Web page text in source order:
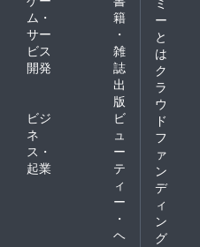
ム・
サー
ビス
開発
籍
・
雑
誌
出
版
ビジ
ネ
ス・
起業
ビ
ュ
ー
テ
ィ
ー
・
ヘ
ー
と
は
ク
ラ
ウ
ド
フ
ァ
ン
デ
ィ
ン
グ